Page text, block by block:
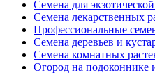
Семена для
Семена лекарственных
Профессиональные
Семена деревьев и
Семена комнатных
Огород на подоконнике